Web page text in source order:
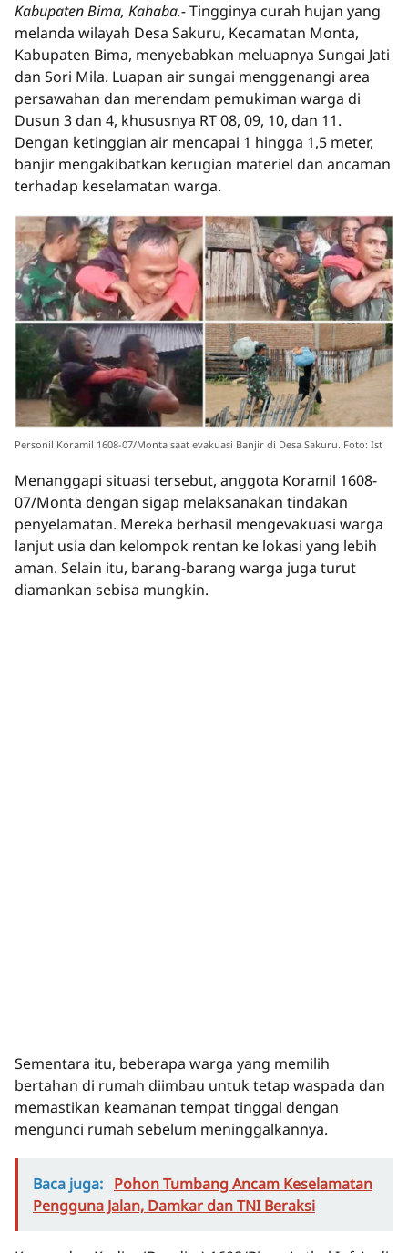
Kabupaten Bima, Kahaba.-Tingginya curah hujan yang
melanda wilayah Desa Sakuru, Kecamatan Monta,
Kabupaten Bima, menyebabkan meluapnya Sungai Jati
dan Sori Mila. Luapan air sungai menggenangi area
persawahan dan merendam pemukiman warga di
Dusun 3 dan 4, khususnya RT 08, 09, 10, dan 11.
Dengan ketinggian air mencapai 1 hingga 1,5 meter,
banjir mengakibatkan kerugian materiel dan ancaman
terhadap keselamatan warga.
Personil Koramil 1608-07/Monta saat evakuasi Banjir di Desa Sakuru. Foto: Ist
Menanggapi situasi tersebut, anggota Koramil 1608-
07/Monta dengan sigap melaksanakan tindakan
penyelamatan. Mereka berhasil mengevakuasi warga
lanjut usia dan kelompok rentan ke lokasi yang lebih
aman. Selain itu, barang-barang warga juga turut
diamankan sebisa mungkin.
Sementara itu, beberapa warga yang memilih
bertahan di rumah diimbau untuk tetap waspada dan
memastikan keamanan tempat tinggal dengan
mengunci rumah sebelum meninggalkannya.
Baca juga: Pohon Tumbang Ancam Keselamatan
Pengguna Jalan, Damkar dan TNI Beraksi